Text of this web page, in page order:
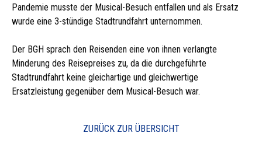
Pandemie musste der Musical-Besuch entfallen und als Ersatz
wurde eine 3-stündige Stadtrundfahrt unternommen.
Der BGH sprach den Reisenden eine von ihnen verlangte
Minderung des Reisepreises zu, da die durchgeführte
Stadtrundfahrt keine gleichartige und gleichwertige
Ersatzleistung gegenüber dem Musical-Besuch war.
ZURÜCK ZUR ÜBERSICHT